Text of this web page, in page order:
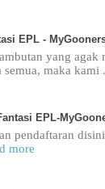
EPL -
yang agak
semua, maka kami
EPL-
pendaftaran
more